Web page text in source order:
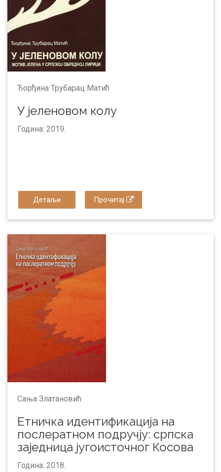
Ђорђина Трубарац Матић
У јеленовом колу
Година: 2019.
Детаљи Прочитај
Сања Златановић
Етничка идентификација на
послератном подручју: српска
заједница југоисточног Косова
Година: 2018.